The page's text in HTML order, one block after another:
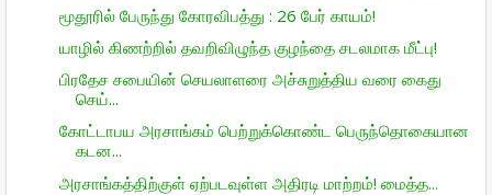
மூதூரில் பேருந்து கோரவிபத்து : 26 பேர் காயம்!
யாழில் கிணற்றில் தவறிவிழுந்த குழந்தை சடலமாக மீட்பு!
பிரதேச சபையின் செயலாளரை அச்சுறுத்திய வரை கைது
செய்...
கோட்டாபய அரசாங்கம் பெற்றுக்கொண்ட பெருந்தொகையான
கடன...
அரசாங்கத்திற்குள் ஏற்படவுள்ள அதிரடி மாற்றம்! மைத்த...